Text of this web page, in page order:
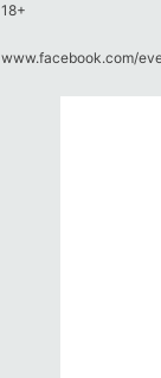
18+
www.facebook.com/​